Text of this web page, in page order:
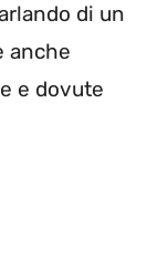
di un
anche
e dovute